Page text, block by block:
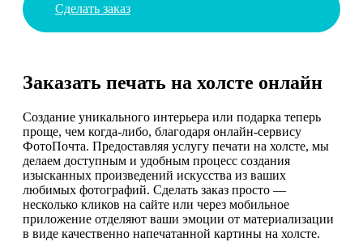
Сделать заказ
Заказать печать на холсте онлайн
Создание уникального интерьера или подарка теперь
проще, чем когда-либо, благодаря онлайн-сервису
ФотоПочта. Предоставляя услугу печати на холсте, мы
делаем доступным и удобным процесс создания
изысканных произведений искусства из ваших
любимых фотографий. Сделать заказ просто —
несколько кликов на сайте или через мобильное
приложение отделяют ваши эмоции от материализации
в виде качественно напечатанной картины на холсте.